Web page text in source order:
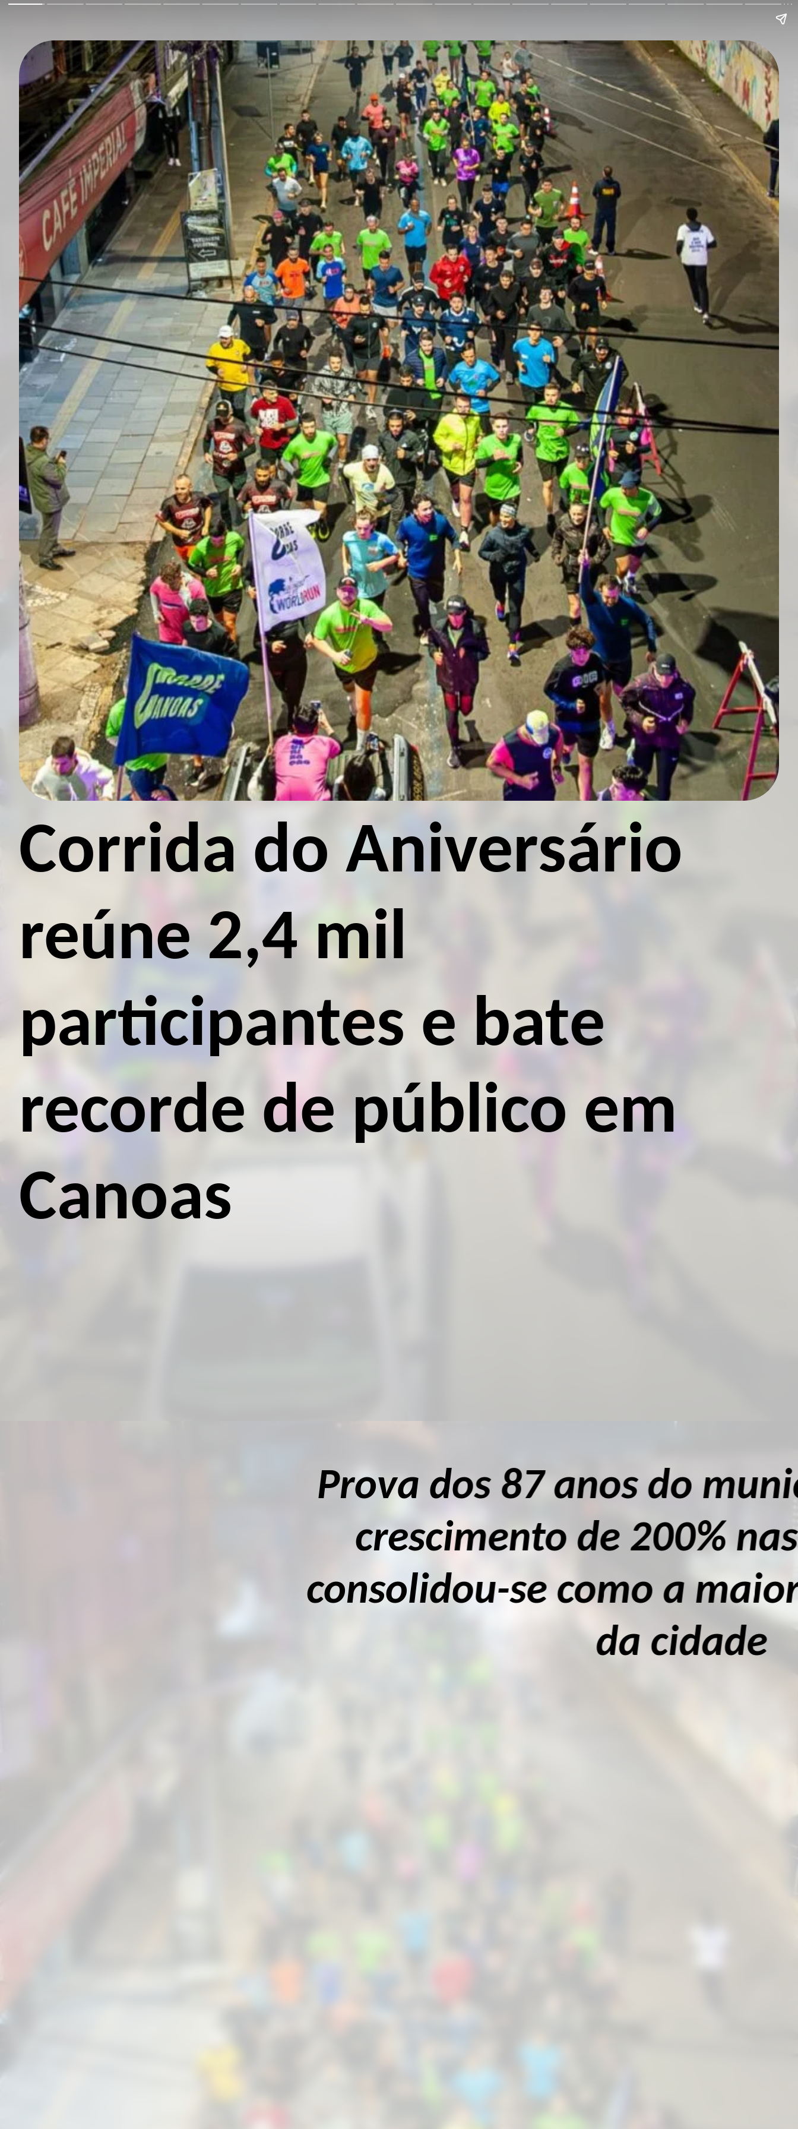
Corrida do Aniversário
reúne 2,4 mil
participantes e bate
recorde de público em
Canoas
Prova dos 87 anos do município registrou
crescimento de 200% nas inscrições e
consolidou-se como a maior corrida de rua